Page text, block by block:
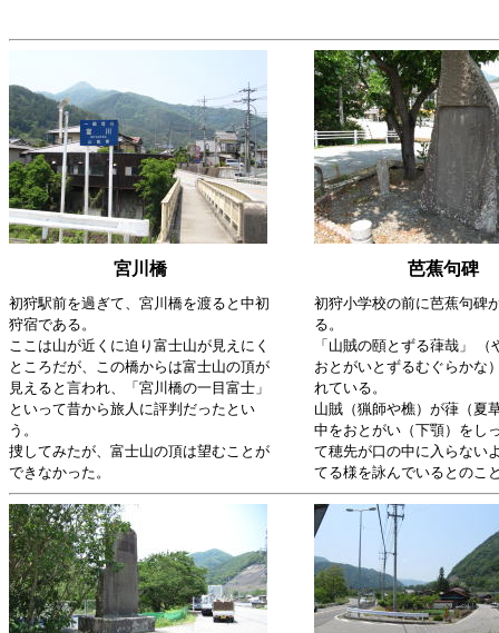
宮川橋 芭蕉句碑
初狩駅前を過ぎて、宮川橋を渡ると中初
狩宿である。
ここは山が近くに迫り富士山が見えにく
ところだが、この橋からは富士山の頂が
見えると言われ、「宮川橋の一目富士」
といって昔から旅人に評判だったとい
う。
捜してみたが、富士山の頂は望むことが
できなかった。
初狩小学校の前に芭蕉句碑
る。
「山賊の頤とずる葎哉」 （
おとがいとずるむぐらか
れている。
山賊（猟師や樵）が葎（夏
中をおとがい（下顎）をし
て穂先が口の中に入らない
てる様を詠んでいるとのこ